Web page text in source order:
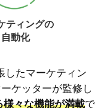
ティングの
自動化
したマーケティン
ケッターが監修し
様々な機能が満載で